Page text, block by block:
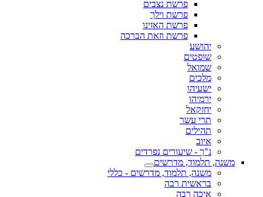
פרשת נצבים
פרשת וילך
פרשת האזינו
פרשת וזאת הברכה
יהושע
שופטים
שמואל
מלכים
ישעיהו
ירמיהו
יחזקאל
תרי עשר
תהילים
איוב
נ"ך - שיעורים נפרדים
משנה, תלמוד, מדרשים
משנה, תלמוד, מדרשים - כללי
בראשית רבה
איכה רבה